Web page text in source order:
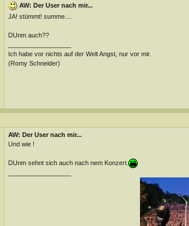
AW: Der User nach mir...
JA! stümmt! summe....
DUnm auch??
Ich habe vor nichts auf der Welt Angst, nur vor mir.
(Romy Schneider)
AW: Der User nach mir...
Und wie !
DUnm sehnt sich auch nach nem Konzert.